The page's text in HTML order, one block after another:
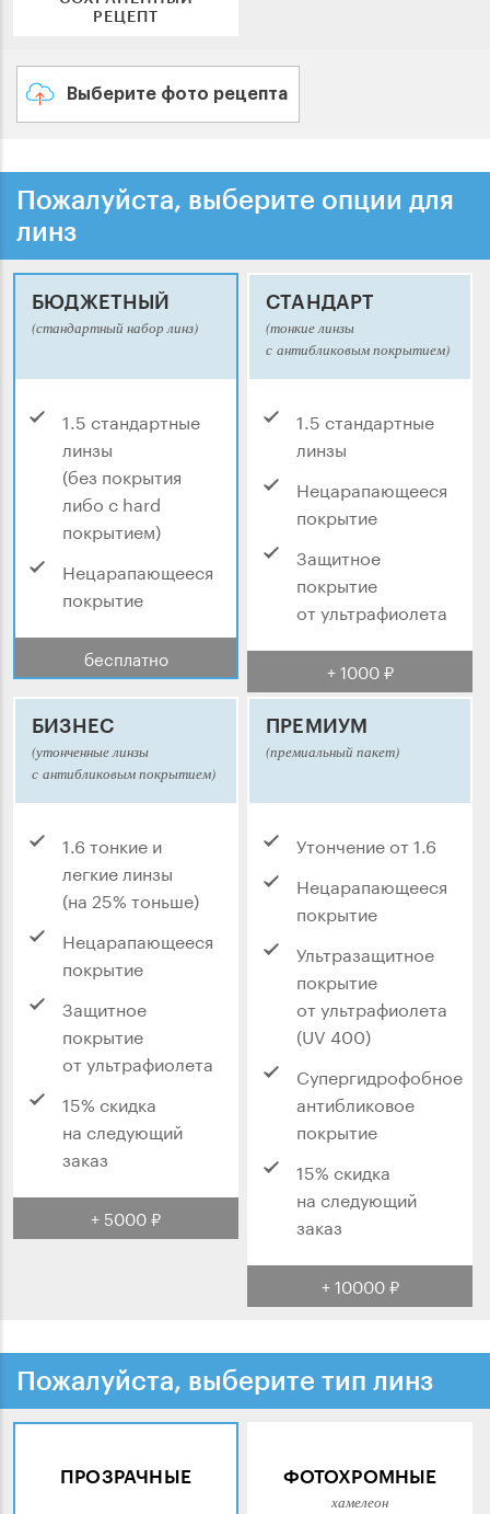
РЕЦЕПТ
Выберите фото рецепта
Пожалуйста, выберите опции для
линз
БЮДЖЕТНЫЙ
(стандартный набор линз)
1.5 стандартные
линзы
(без покрытия
либо с hard
покрытием)
Нецарапающееся
покрытие
бесплатно
СТАНДАРТ
(тонкие линзы
с антибликовым покрытием)
1.5 стандартные
линзы
Нецарапающееся
покрытие
Защитное
покрытие
от ультрафиолета
+ 1000 ₽
БИЗНЕС
(утонченные линзы
с антибликовым покрытием)
1.6 тонкие и
легкие линзы
(на 25% тоньше)
Нецарапающееся
покрытие
Защитное
покрытие
от ультрафиолета
15% скидка
на следующий
заказ
+ 5000 ₽
ПРЕМИУМ
(премиальный пакет)
Утончение от 1.6
Нецарапающееся
покрытие
Ультразащитное
покрытие
от ультрафиолета
(UV 400)
Супергидрофобное
антибликовое
покрытие
15% скидка
на следующий
заказ
+ 10000 ₽
Пожалуйста, выберите тип линз
ПРОЗРАЧНЫЕ ФОТОХРОМНЫЕ
хамелеон